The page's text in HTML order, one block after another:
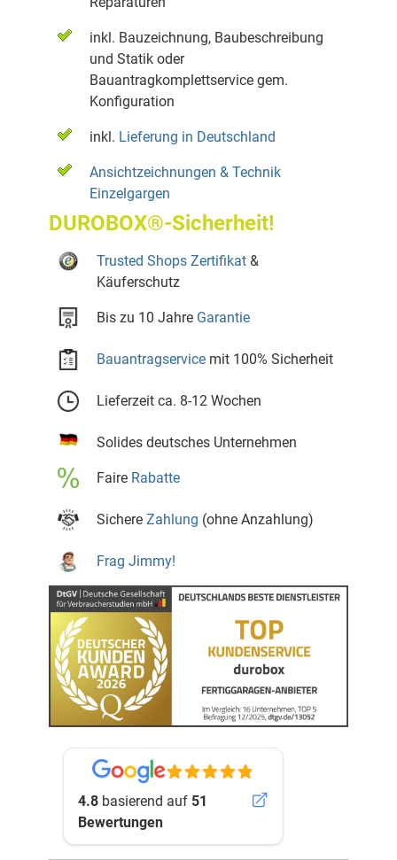
inkl. Bauzeichnung, Baubeschreibung
und Statik oder
Bauantragkomplettservice gem.
Konfiguration
inkl. Lieferung in Deutschland
Ansichtzeichnungen & Technik
Einzelgargen
DUROBOX®-Sicherheit!
Trusted Shops Zertifikat &
Käuferschutz
Bis zu 10 Jahre Garantie
Bauantragservice mit 100% Sicherheit
Lieferzeit ca. 8-12 Wochen
Solides deutsches Unternehmen
Faire Rabatte
Sichere Zahlung (ohne Anzahlung)
Frag Jimmy!
4.8 basierend auf 51
Bewertungen